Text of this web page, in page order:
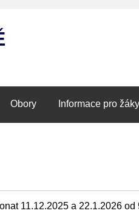
Obory Informace pro
11.12.2025 a 22.1.2026